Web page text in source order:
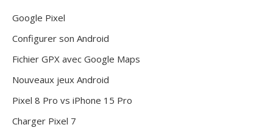
Google Pixel
Configurer son Android
Fichier GPX avec Google Maps
Nouveaux jeux Android
Pixel 8 Pro vs iPhone 15 Pro
Charger Pixel 7